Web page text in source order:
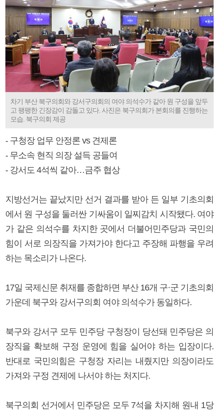
차기 부산 북구의회와 강서구의회의 여야 의석수가 같아 원 구성을 앞두
고 팽팽한 긴장감이 감돌고 있다. 사진은 북구의회가 본회의를 진행하는
모습. 북구의회 제공
- 구청장 업무 안정론 vs 견제론
- 무소속 현직 의장 설득 공들여
- 강서도 4석씩 같아…금주 협상
지방선거는 끝났지만 선거 결과를 받아 든 일부 기초의회
에서 원 구성을 둘러싼 기싸움이 일찌감치 시작됐다. 여야
가 같은 의석수를 차지한 곳에서 더불어민주당과 국민의
힘이 서로 의장직을 가져가야 한다고 주장해 파행을 우려
하는 목소리가 나온다.
17일 국제신문 취재를 종합하면 부산 16개 구·군 기초의회
가운데 북구와 강서구의회 여야 의석수가 동일하다.
북구와 강서구 모두 민주당 구청장이 당선돼 민주당은 의
장직을 확보해 구정 운영에 힘을 실어야 하는 입장이다.
반대로 국민의힘은 구청장 자리는 내줬지만 의장이라도
가져와 구정 견제에 나서야 하는 처지다.
북구의회 선거에서 민주당은 모두 7석을 차지해 원내 1당